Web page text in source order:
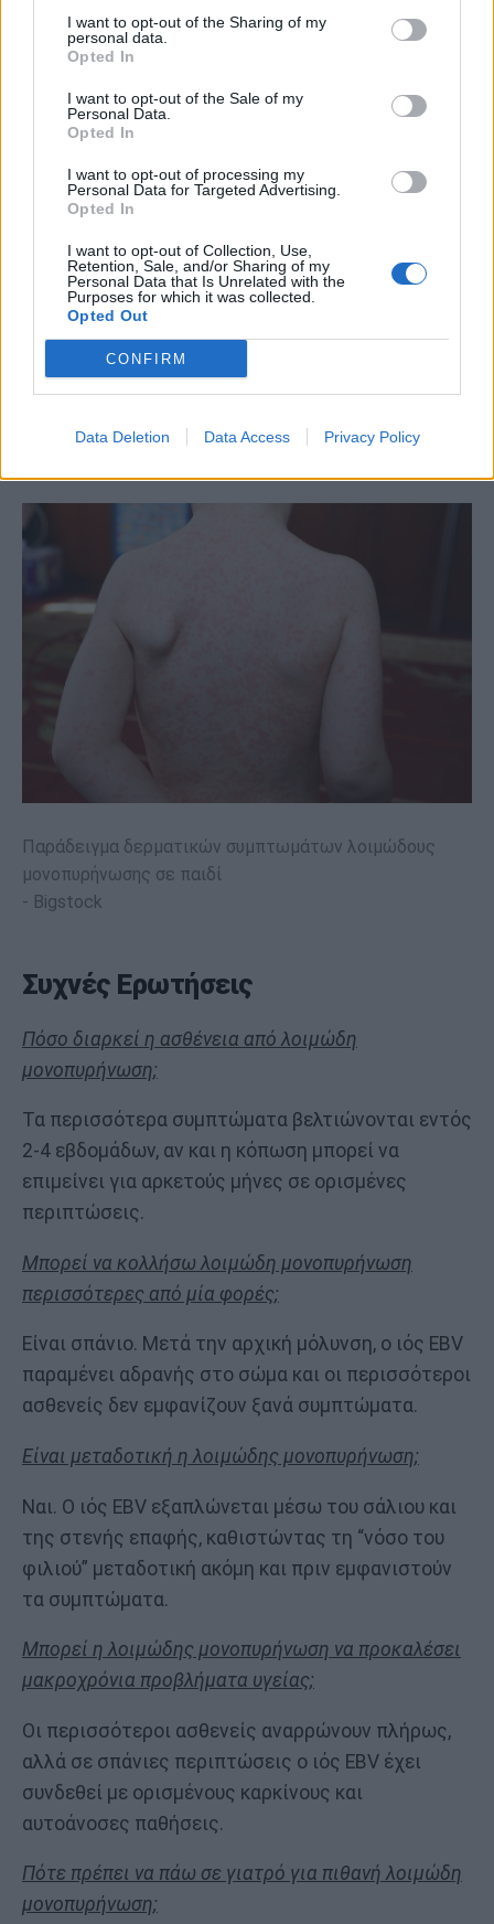
I want to opt-out of the Sharing of my
personal data.
Opted In
I want to opt-out of the Sale of my
Personal Data.
Opted In
I want to opt-out of processing my
Personal Data for Targeted Advertising.
Opted In
I want to opt-out of Collection, Use,
Retention, Sale, and/or Sharing of my
Personal Data that Is Unrelated with the
Purposes for which it was collected.
Opted Out
CONFIRM
Data Deletion Data Access Privacy Policy
EBV είναι ευρέως διαδεδομένος, αλλά η μείωση
της έκθεσης μειώνει τον κίνδυνο.
Στρατηγικές πρόληψης:
αντικειμένων προσωπικής υγιεινής
(οδοντόβουρτσες)
Εφαρμόστε πρακτικές καλής υγιεινής των
χεριών
Περιορίστε τη στενή επαφή με άτομα που
είναι γνωστό ότι έχουν μολυνθεί
Ενισχύστε το ανοσοποιητικό σας σύστημα
μέσω υγιεινών συνηθειών τρόπου ζωής
Παράδειγμα δερματικών συμπτωμάτων λοιμώδους
μονοπυρήνωσης σε παιδί
Bigstock
Συχνές Ερωτήσεις
Πόσο διαρκεί η ασθένεια από λοιμώδη
μονοπυρήνωση;
Τα περισσότερα συμπτώματα βελτιώνονται εντός
2-4 εβδομάδων, αν και η κόπωση μπορεί να
επιμείνει για αρκετούς μήνες σε ορισμένες
περιπτώσεις.
Μπορεί να κολλήσω λοιμώδη μονοπυρήνωση
περισσότερες από μία φορές;
Είναι σπάνιο. Μετά την αρχική μόλυνση, ο ιός EBV
παραμένει αδρανής στο σώμα και οι περισσότεροι
ασθενείς δεν εμφανίζουν ξανά συμπτώματα.
Είναι μεταδοτική η λοιμώδης μονοπυρήνωση;
Ναι. Ο ιός EBV εξαπλώνεται μέσω του σάλιου και
της στενής επαφής, καθιστώντας τη “νόσο του
φιλιού” μεταδοτική ακόμη και πριν εμφανιστούν
τα συμπτώματα.
Μπορεί η λοιμώδης μονοπυρήνωση να προκαλέσει
μακροχρόνια προβλήματα υγείας;
Οι περισσότεροι ασθενείς αναρρώνουν πλήρως,
αλλά σε σπάνιες περιπτώσεις ο ιός EBV έχει
συνδεθεί με ορισμένους καρκίνους και
αυτοάνοσες παθήσεις.
Πότε πρέπει να πάω σε γιατρό για πιθανή λοιμώδη
μονοπυρήνωση;